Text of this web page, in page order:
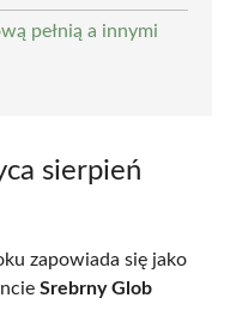
pełnią a innymi
sierpień
zapowiada się jako
Srebrny Glob